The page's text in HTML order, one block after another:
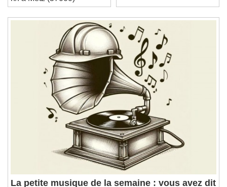
Seek to live, currently behind liveLIVE
Remaining Time-0:00
Playback Rate
Chapters
Chapters
Descriptions
descriptions off
Subtitles
subtitles settings, opens subtitles
settings dialog
subtitles off, selected
Picture-in-Picture Fullscreen
h/f à Metz (57000)